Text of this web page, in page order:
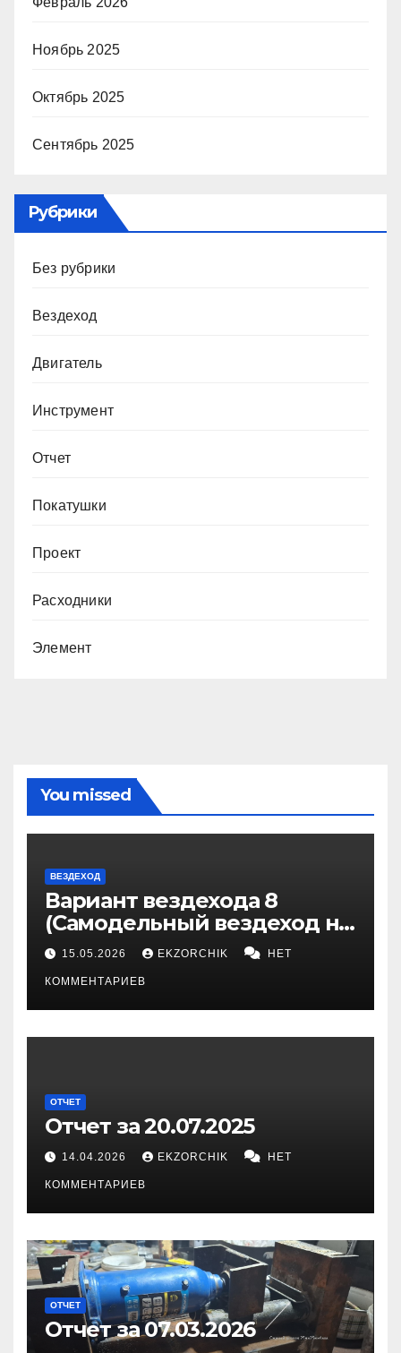
Ноябрь 2025
Октябрь 2025
Сентябрь 2025
Рубрики
Без рубрики
Вездеход
Двигатель
Инструмент
Отчет
Покатушки
Проект
Расходники
Элемент
You missed
ВЕЗДЕХОД
Вариант вездехода 8
(Самодельный вездеход на
гусеницах)
15.05.2026 EKZORCHIK НЕТ
КОММЕНТАРИЕВ
ОТЧЕТ
Отчет за 20.07.2025
14.04.2026 EKZORCHIK НЕТ
КОММЕНТАРИЕВ
ОТЧЕТ
Отчет за 07.03.2026